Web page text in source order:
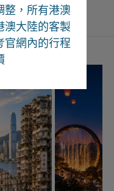
整，所有港澳
澳大陸的客製
官網內的行程